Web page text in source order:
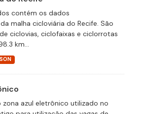
contém os dados
malha cicloviária do Recife. São
ciclovias, ciclofaixas e ciclorrotas
km...
zona azul eletrônico utilizado no